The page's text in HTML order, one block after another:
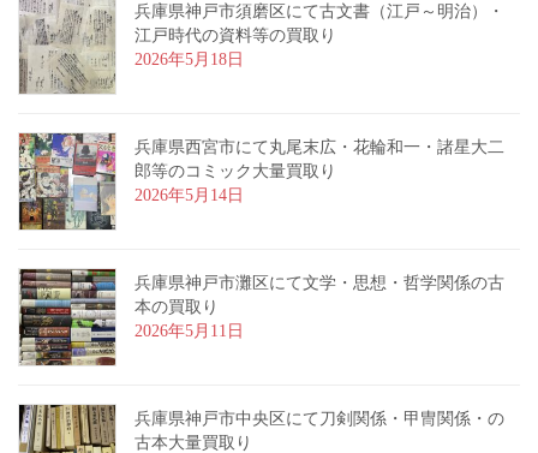
兵庫県神戸市須磨区にて古文書（江戸～明治）・
江戸時代の資料等の買取り
2026年5月18日
兵庫県西宮市にて丸尾末広・花輪和一・諸星大二
郎等のコミック大量買取り
2026年5月14日
兵庫県神戸市灘区にて文学・思想・哲学関係の古
本の買取り
2026年5月11日
兵庫県神戸市中央区にて刀剣関係・甲冑関係・の
古本大量買取り